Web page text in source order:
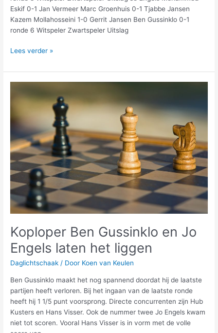
Eskif 0-1 Jan Vermeer Marc Groenhuis 0-1 Tjabbe Jansen
Kazem Mollahosseini 1-0 Gerrit Jansen Ben Gussinklo 0-1
ronde 6 Witspeler Zwartspeler Uitslag
Lees verder »
Koploper Ben Gussinklo en Jo
Engels laten het liggen
Daglichtschaak / Door Koen van Keulen
Ben Gussinklo maakt het nog spannend doordat hij de laatste
partijen heeft verloren. Bij het ingaan van de laatste ronde
heeft hij 1 1/5 punt voorsprong. Directe concurrenten zijn Hub
Kusters en Hans Visser. Ook de nummer twee Jo Engels kwam
niet tot scoren. Vooral Hans Visser is in vorm met de volle
Ben
en
Engels
laten
het
liggen